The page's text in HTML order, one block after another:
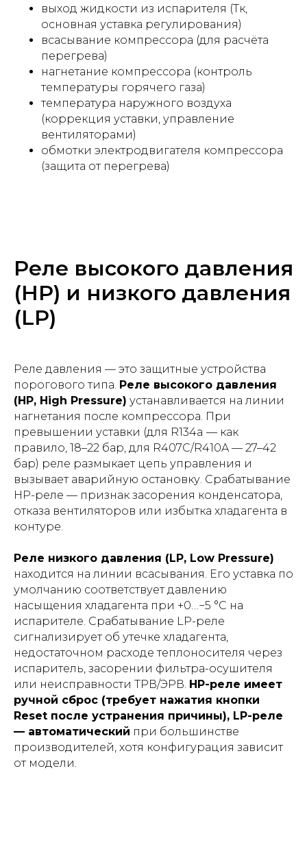
выход жидкости из испарителя (Тк,
основная уставка регулирования)
всасывание компрессора (для расчёта
перегрева)
нагнетание компрессора (контроль
температуры горячего газа)
температура наружного воздуха
(коррекция уставки, управление
вентиляторами)
обмотки электродвигателя компрессора
(защита от перегрева)
Реле высокого давления
(HP) и низкого давления
(LP)
Реле давления — это защитные устройства
порогового типа. Реле высокого давления
(HP, High Pressure) устанавливается на линии
нагнетания после компрессора. При
превышении уставки (для R134a — как
правило, 18–22 бар, для R407C/R410A — 27–42
бар) реле размыкает цепь управления и
вызывает аварийную остановку. Срабатывание
HP-реле — признак засорения конденсатора,
отказа вентиляторов или избытка хладагента в
контуре.
Реле низкого давления (LP, Low Pressure)
находится на линии всасывания. Его уставка по
умолчанию соответствует давлению
насыщения хладагента при +0…−5 °С на
испарителе. Срабатывание LP-реле
сигнализирует об утечке хладагента,
недостаточном расходе теплоносителя через
испаритель, засорении фильтра-осушителя
или неисправности ТРВ/ЭРВ. HP-реле имеет
ручной сброс (требует нажатия кнопки
Reset после устранения причины), LP-реле
— автоматический при большинстве
производителей, хотя конфигурация зависит
от модели.